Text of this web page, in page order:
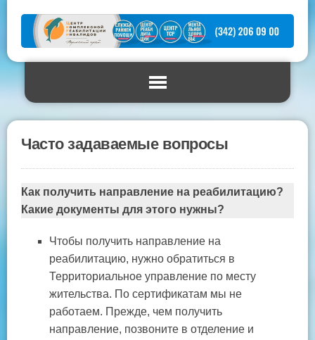
Часто задаваемые вопросы
Как получить направление на реабилитацию?
Какие документы для этого нужны?
Чтобы получить направление на
реабилитацию, нужно обратиться в
Территориальное управление по месту
жительства. По сертификатам мы не
работаем. Прежде, чем получить
направление, позвоните в отделение и